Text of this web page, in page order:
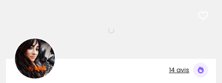
14 avis